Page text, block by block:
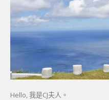
Hello, 我是CJ夫人。